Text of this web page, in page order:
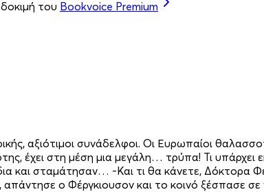
του Bookvoice Premium
αξιότιμοι συνάδελφοι. Οι Ευρωπαίοι
έχει στη μέση μια μεγάλη… τρύπα! Τι
και σταμάτησαν… -Και τι θα κάνετε, Δόκτορα
ο Φέργκιουσον και το κοινό ξέσπασε σε